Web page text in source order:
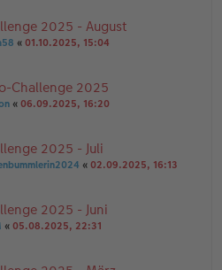
2025 - August
« 01.10.2025, 15:04
Challenge 2025
« 06.09.2025, 16:20
2025 - Juli
« 02.09.2025, 16:13
2025 - Juni
« 05.08.2025, 22:31